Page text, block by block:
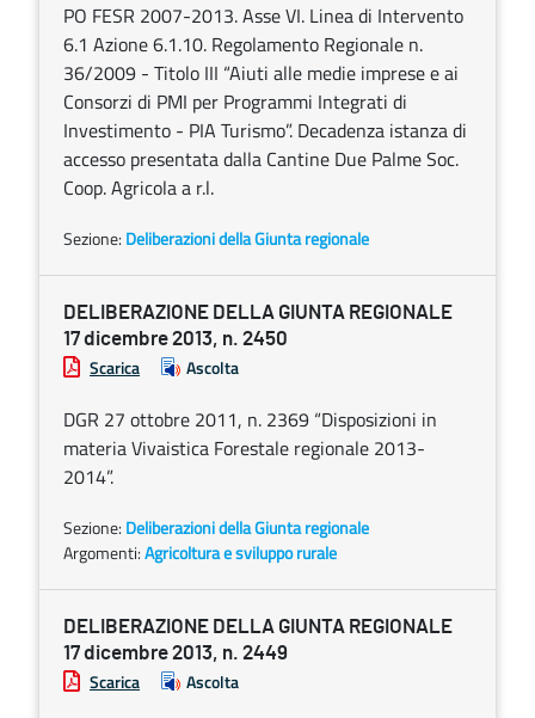
PO FESR 2007-2013. Asse VI. Linea di Intervento
6.1 Azione 6.1.10. Regolamento Regionale n.
36/2009 - Titolo III “Aiuti alle medie imprese e ai
Consorzi di PMI per Programmi Integrati di
Investimento - PIA Turismo”. Decadenza istanza di
accesso presentata dalla Cantine Due Palme Soc.
Coop. Agricola a r.l.
Sezione: Deliberazioni della Giunta regionale
DELIBERAZIONE DELLA GIUNTA REGIONALE
17 dicembre 2013, n. 2450
Scarica Ascolta
DGR 27 ottobre 2011, n. 2369 “Disposizioni in
materia Vivaistica Forestale regionale 2013-
2014”.
Sezione: Deliberazioni della Giunta regionale
Argomenti:Agricoltura e sviluppo rurale
DELIBERAZIONE DELLA GIUNTA REGIONALE
17 dicembre 2013, n. 2449
Scarica Ascolta